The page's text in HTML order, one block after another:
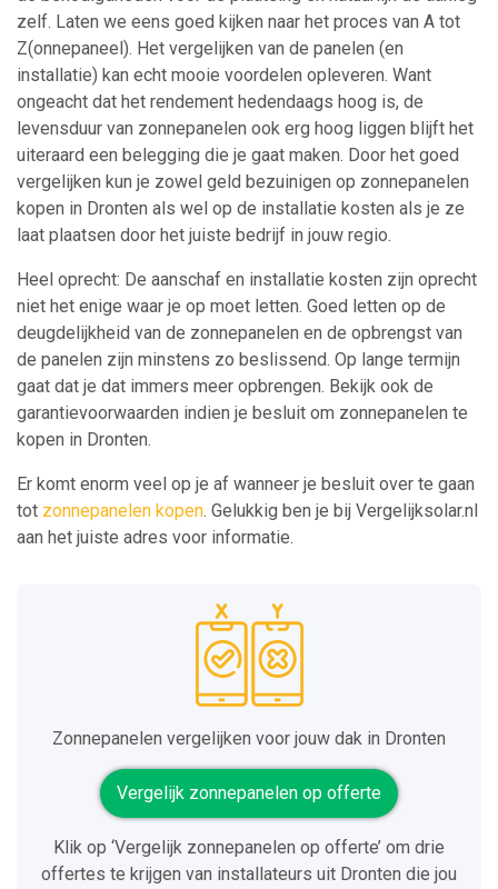
zelf. Laten we eens goed kijken naar het proces van A tot
Z(onnepaneel). Het vergelijken van de panelen (en
installatie) kan echt mooie voordelen opleveren. Want
ongeacht dat het rendement hedendaags hoog is, de
levensduur van zonnepanelen ook erg hoog liggen blijft het
uiteraard een belegging die je gaat maken. Door het goed
vergelijken kun je zowel geld bezuinigen op zonnepanelen
kopen in Dronten als wel op de installatie kosten als je ze
laat plaatsen door het juiste bedrijf in jouw regio.
Heel oprecht: De aanschaf en installatie kosten zijn oprecht
niet het enige waar je op moet letten. Goed letten op de
deugdelijkheid van de zonnepanelen en de opbrengst van
de panelen zijn minstens zo beslissend. Op lange termijn
gaat dat je dat immers meer opbrengen. Bekijk ook de
garantievoorwaarden indien je besluit om zonnepanelen te
kopen in Dronten.
Er komt enorm veel op je af wanneer je besluit over te gaan
tot zonnepanelen kopen. Gelukkig ben je bij Vergelijksolar.nl
aan het juiste adres voor informatie.
Zonnepanelen vergelijken voor jouw dak in Dronten
Vergelijk zonnepanelen op offerte
Klik op ‘Vergelijk zonnepanelen op offerte’ om drie
offertes te krijgen van installateurs uit Dronten die jou